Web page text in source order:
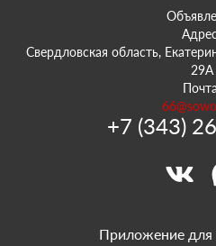
Свердловская область,
29А
+7 (343)
Приложение для